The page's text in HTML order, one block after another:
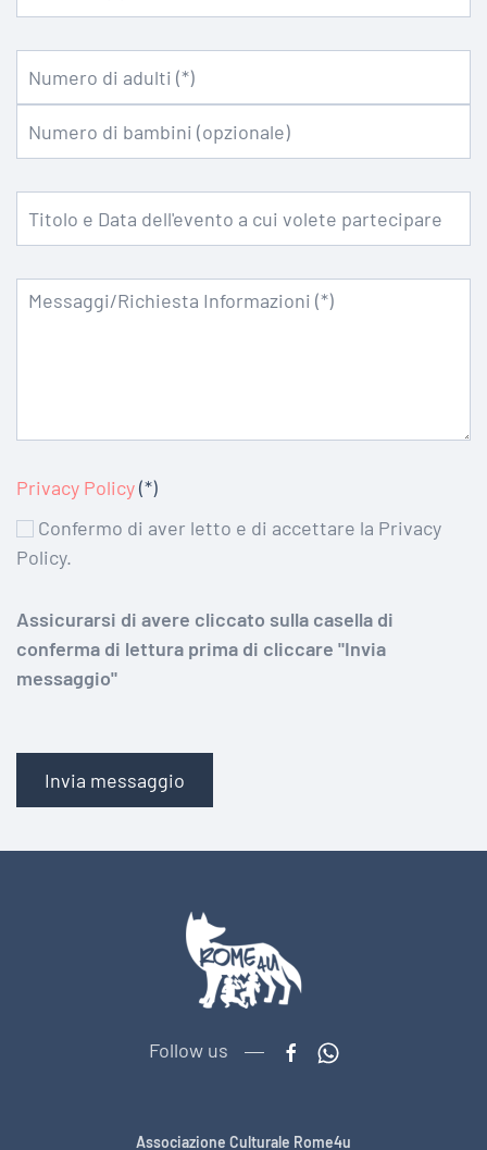
Privacy Policy(*)
Policy.
Assicurarsi di avere cliccato sulla casella di
conferma di lettura prima di cliccare "Invia
messaggio"
Invia messaggio
Follow us
Associazione Culturale Rome4u